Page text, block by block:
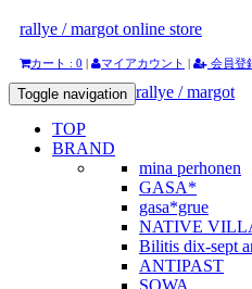
rallye / margot online store
カート : 0 | マイアカウント | 会員登
rallye / margot
Toggle navigation
TOP
BRAND
mina perhonen
GASA*
gasa*grue
NATIVE
Bilitis dix-sept
ANTIPAST
SOWA